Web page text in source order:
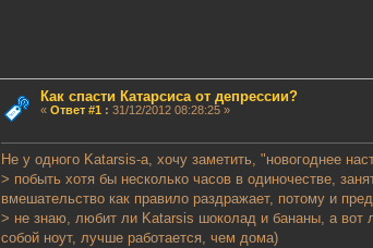
Как спасти Катарсиса от депрессии?
« Ответ #1 : 31/12/2012 08:28:25 »
Не у одного Katarsis-а, хочу заметить, "новогоднее
> побыть хотя бы несколько часов в одиночестве,
вмешательство как правило раздражает, потому и
> не знаю, любит ли Katarsis шоколад и бананы, а вот
собой ноут, лучше работается, чем дома)